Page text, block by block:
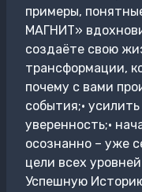
примеры,
МАГНИТ»
создаёте свою
трансформации,
почему с вами
события;•
уверенность;•
осознанно – уже
цели всех
Успешную